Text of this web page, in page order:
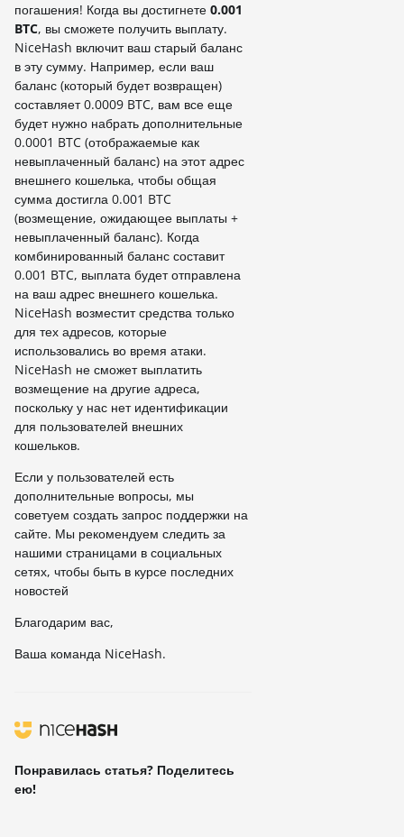
погашения! Когда вы достигнете 0.001
BTC, вы сможете получить выплату.
NiceHash включит ваш старый баланс
в эту сумму. Например, если ваш
баланс (который будет возвращен)
составляет 0.0009 BTC, вам все еще
будет нужно набрать дополнительные
0.0001 BTC (отображаемые как
невыплаченный баланс) на этот адрес
внешнего кошелька, чтобы общая
сумма достигла 0.001 BTC
(возмещение, ожидающее выплаты +
невыплаченный баланс). Когда
комбинированный баланс составит
0.001 BTC, выплата будет отправлена
на ваш адрес внешнего кошелька.
NiceHash возместит средства только
для тех адресов, которые
использовались во время атаки.
NiceHash не сможет выплатить
возмещение на другие адреса,
поскольку у нас нет идентификации
для пользователей внешних
кошельков.
Если у пользователей есть
дополнительные вопросы, мы
советуем создать запрос поддержки на
сайте. Мы рекомендуем следить за
нашими страницами в социальных
сетях, чтобы быть в курсе последних
новостей
Благодарим вас,
Ваша команда NiceHash.
Понравилась статья? Поделитесь
ею!